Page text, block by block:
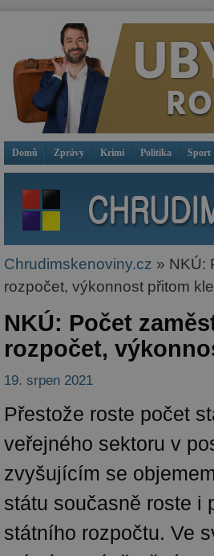
Domů Zprávy Krimi Politika Sport
Chrudimskenoviny.cz » NKÚ:
rozpočet, výkonnost přitom
NKÚ: Počet
rozpočet,
19. srpen 2021
Přestože roste počet
veřejného sektoru v
zvyšujícím se
státu současně roste i
státního rozpočtu. Ve